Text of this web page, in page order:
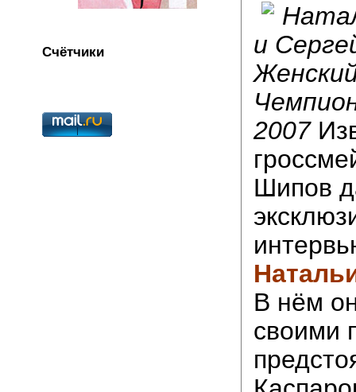
Счётчики
и
2007
Шипов
В нём
своими